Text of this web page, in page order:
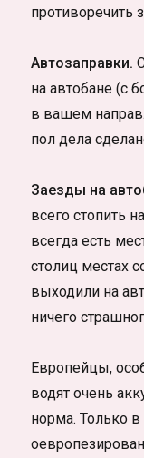
противоречить
Автозаправки.
на автобане (с
в вашем
пол дела
Заезды на
всего стопить
всегда есть
столиц местах
выходили на
ничего
Европейцы,
водят очень
норма. Только